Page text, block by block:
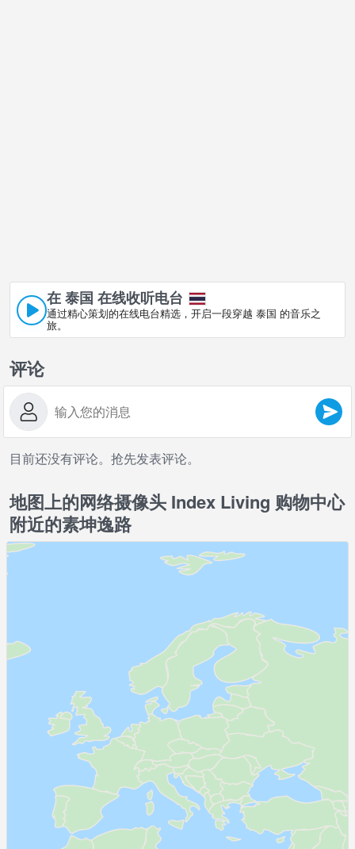
在 泰国 在线收听电台
通过精心策划的在线电台精选，开启一段穿越 泰国 的音乐之
旅。
评论
目前还没有评论。抢先发表评论。
地图上的网络摄像头 Index Living 购物中心
附近的素坤逸路